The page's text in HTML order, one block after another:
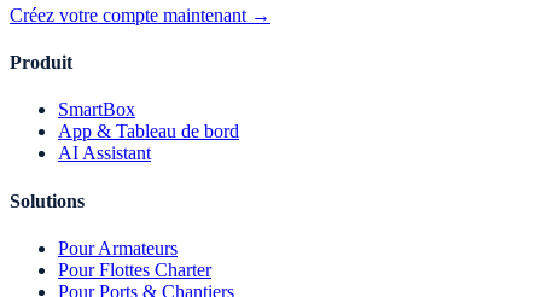
Créez votre compte maintenant →
Produit
SmartBox
App & Tableau de bord
AI Assistant
Solutions
Pour Armateurs
Pour Flottes Charter
Pour Ports & Chantiers